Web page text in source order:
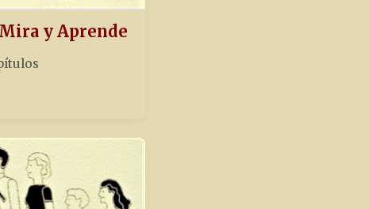
y Aprende